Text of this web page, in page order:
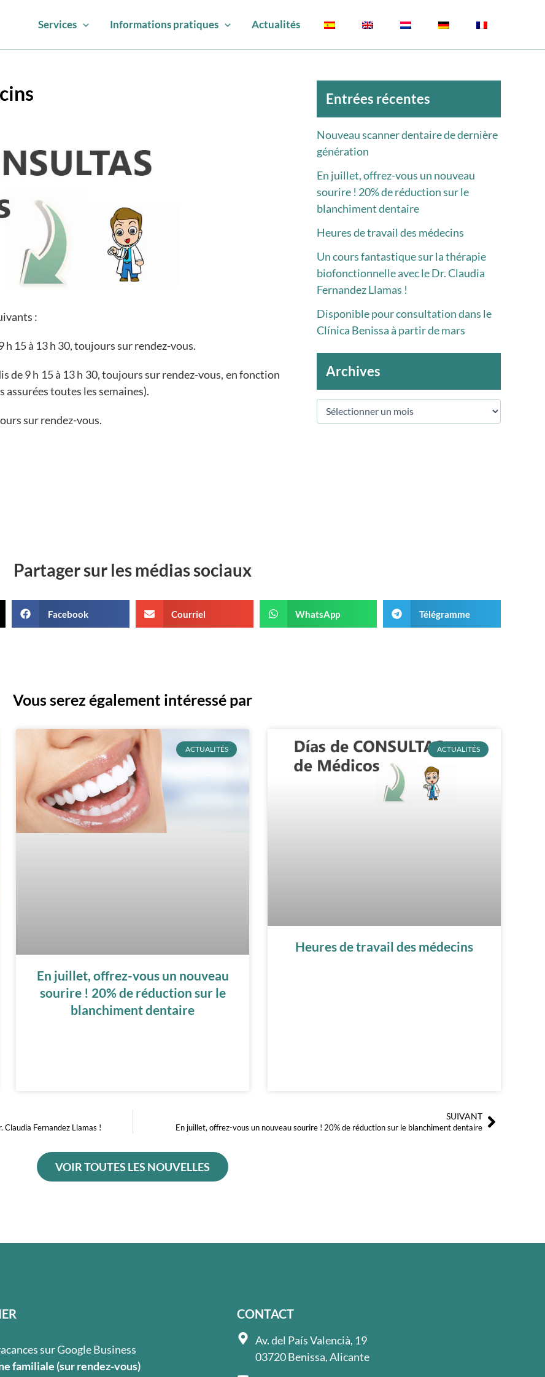
Services Informations pratiques Actualités
:
15 à 13 h 30, toujours sur rendez-vous.
de 9 h 15 à 13 h 30, toujours sur rendez-vous, en fonction
toutes les semaines).
sur rendez-vous.
Entrées récentes
Nouveau scanner dentaire de dernière
génération
En juillet, offrez-vous un nouveau
sourire ! 20% de réduction sur le
blanchiment dentaire
Heures de travail des médecins
Un cours fantastique sur la thérapie
biofonctionnelle avec le Dr. Claudia
Fernandez Llamas !
Disponible pour consultation dans le
Clínica Benissa à partir de mars
Archives
Partager sur les médias sociaux
Facebook Courriel WhatsApp Télégramme
Vous serez également intéressé par
ACTUALITÉS
En juillet, offrez-vous un nouveau
sourire ! 20% de réduction sur le
blanchiment dentaire
ACTUALITÉS
Heures de travail des médecins
Fernandez Llamas !
SUIVANT
En juillet, offrez-vous un nouveau sourire ! 20% de réduction sur le blanchiment dentaireSuivant
VOIR TOUTES LES NOUVELLES
sur Google Business
familiale (sur rendez-vous)
CONTACT
Av. del País Valencià, 19
03720 Benissa, Alicante